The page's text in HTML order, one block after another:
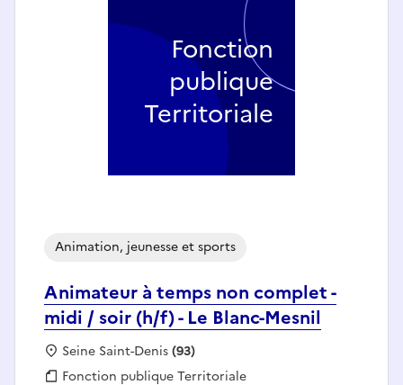
Animateur à temps non complet -
midi / soir (h/f) - Le Blanc-Mesnil
Animation, jeunesse et sports
Localisation :
Seine Saint-Denis(93)
Fonction publique :
Fonction publique Territoriale
Fonction
publique
Territoriale